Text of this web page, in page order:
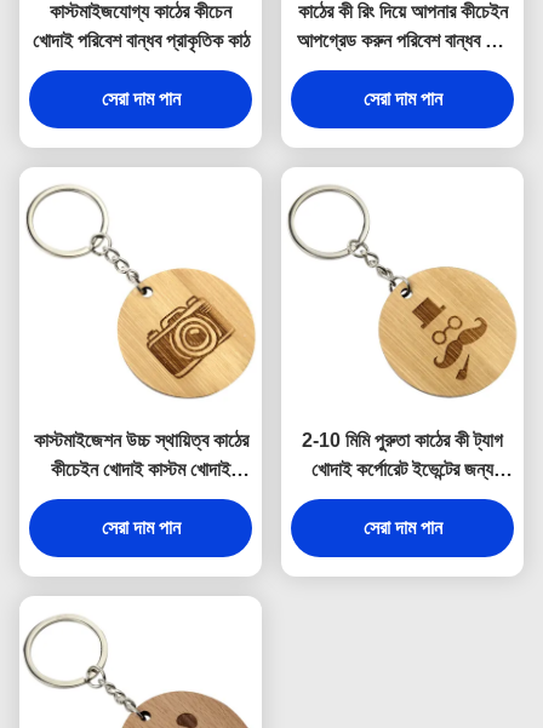
কাস্টমাইজযোগ্য কাঠের কীচেন
খোদাই পরিবেশ বান্ধব প্রাকৃতিক কাঠ
সেরা দাম পান
কাঠের কী রিং দিয়ে আপনার কীচেইন
আপগ্রেড করুন পরিবেশ বান্ধব এবং
প্রাকৃতিক
সেরা দাম পান
কাস্টমাইজেশন উচ্চ স্থায়িত্ব কাঠের
কীচেইন খোদাই কাস্টম খোদাই
কর্পোরেট ধন্যবাদ উপহার জন্য
সেরা দাম পান
2-10 মিমি পুরুতা কাঠের কী ট্যাগ
খোদাই কর্পোরেট ইভেন্টের জন্য
ব্যক্তিগতকরণ সজ্জা
সেরা দাম পান